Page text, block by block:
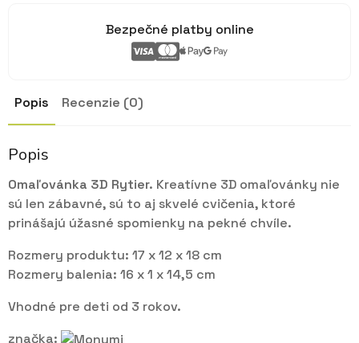
Bezpečné platby online
Popis Recenzie (0)
Popis
Omaľovánka 3D Rytier. Kreatívne 3D omaľovánky nie
sú len zábavné, sú to aj skvelé cvičenia, ktoré
prinášajú úžasné spomienky na pekné chvíle.
Rozmery produktu: 17 x 12 x 18 cm
Rozmery balenia: 16 x 1 x 14,5 cm
Vhodné pre deti od 3 rokov.
značka: